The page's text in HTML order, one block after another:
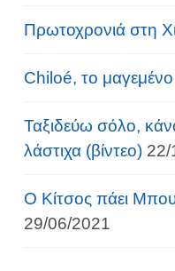
Πρωτοχρονιά στη
Chiloé, το μαγεμένο
Ταξιδεύω σόλο,
λάστιχα (βίντεο) 22/
Ο Κίτσος πάει
29/06/2021